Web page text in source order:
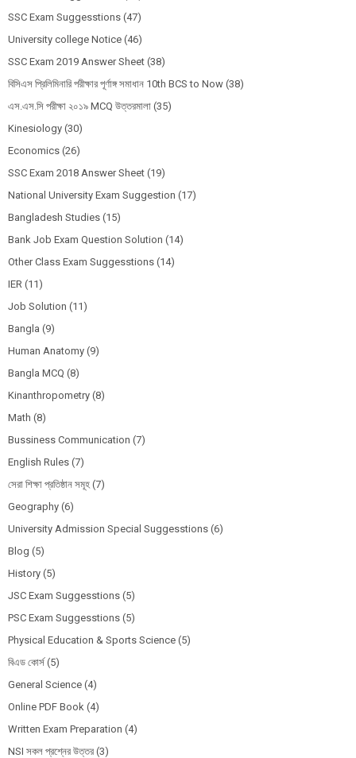
SSC Exam Suggesstions (47)
University college Notice (46)
SSC Exam 2019 Answer Sheet (38)
বিসিএস প্রিলিমিনারি পরীক্ষার পূর্ণাঙ্গ সমাধান 10th BCS to Now (38)
এস.এস.সি পরীক্ষা ২০১৯ MCQ উত্তরমালা (35)
Kinesiology (30)
Economics (26)
SSC Exam 2018 Answer Sheet (19)
National University Exam Suggestion (17)
Bangladesh Studies (15)
Bank Job Exam Question Solution (14)
Other Class Exam Suggesstions (14)
IER (11)
Job Solution (11)
Bangla (9)
Human Anatomy (9)
Bangla MCQ (8)
Kinanthropometry (8)
Math (8)
Bussiness Communication (7)
English Rules (7)
সেরা শিক্ষা প্রতিষ্ঠান সমূহ (7)
Geography (6)
University Admission Special Suggesstions (6)
Blog (5)
History (5)
JSC Exam Suggesstions (5)
PSC Exam Suggesstions (5)
Physical Education & Sports Science (5)
বিএড কোর্স (5)
General Science (4)
Online PDF Book (4)
Written Exam Preparation (4)
NSI সকল প্রশ্নের উত্তর (3)